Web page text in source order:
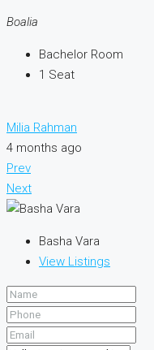
Boalia
Bachelor Room
1 Seat
Milia Rahman
4 months ago
Prev
Next
Basha Vara
View Listings